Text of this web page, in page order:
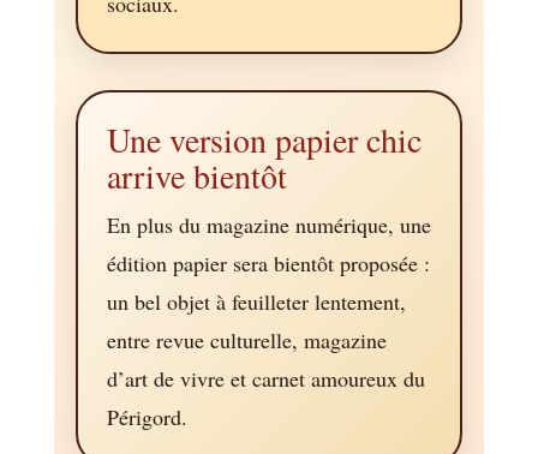
Une version papier chic
arrive bientôt
En plus du magazine numérique, une
édition papier sera bientôt proposée :
un bel objet à feuilleter lentement,
entre revue culturelle, magazine
d’art de vivre et carnet amoureux du
Périgord.